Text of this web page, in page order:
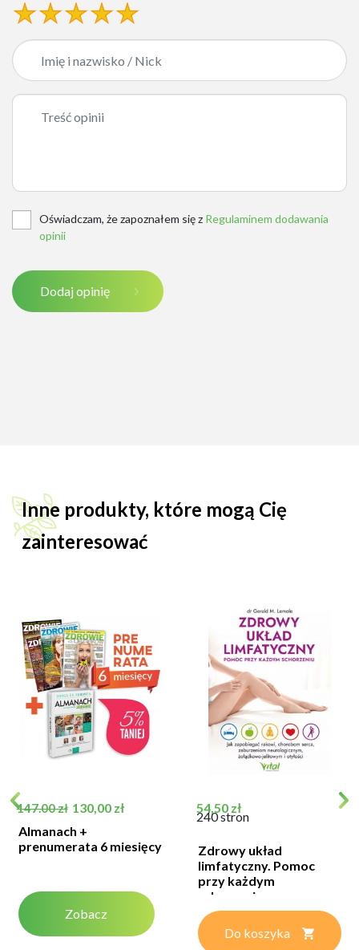
Oświadczam, że zapoznałem się z Regulaminem dodawania
opinii
Dodaj opinię
Inne produkty, które mogą Cię
zainteresować
Cena podstawowa
147.00 zł Cena
130,00 zł
Almanach +
prenumerata 6 miesięcy
Zobacz
Cena
54,50 zł
240 stron
Zdrowy układ
limfatyczny. Pomoc
przy każdym
schorzeniu –...
Do koszyka